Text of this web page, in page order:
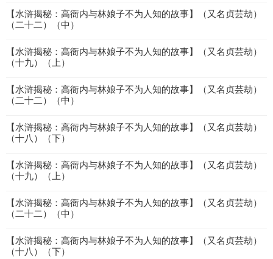
【水浒揭秘：高衙内与林娘子不为人知的故事】（又名贞芸劫）
（二十二）（中）
【水浒揭秘：高衙内与林娘子不为人知的故事】（又名贞芸劫）
（十九）（上）
【水浒揭秘：高衙内与林娘子不为人知的故事】（又名贞芸劫）
（二十二）（中）
【水浒揭秘：高衙内与林娘子不为人知的故事】（又名贞芸劫）
（十八）（下）
【水浒揭秘：高衙内与林娘子不为人知的故事】（又名贞芸劫）
（十九）（上）
【水浒揭秘：高衙内与林娘子不为人知的故事】（又名贞芸劫）
（二十二）（中）
【水浒揭秘：高衙内与林娘子不为人知的故事】（又名贞芸劫）
（十八）（下）